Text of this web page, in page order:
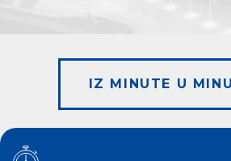
IZ MINUTE U